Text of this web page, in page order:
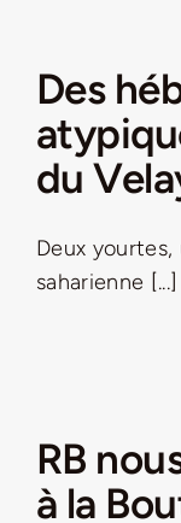
Des
du
Deux
saharienne [...]
RB
à la